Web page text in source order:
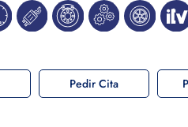
Pedir Cita